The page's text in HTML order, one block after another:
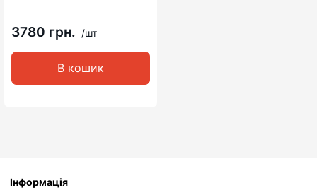
3780 грн. /шт
В кошик
Інформація